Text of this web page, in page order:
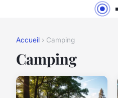
Accueil › Camping
Camping